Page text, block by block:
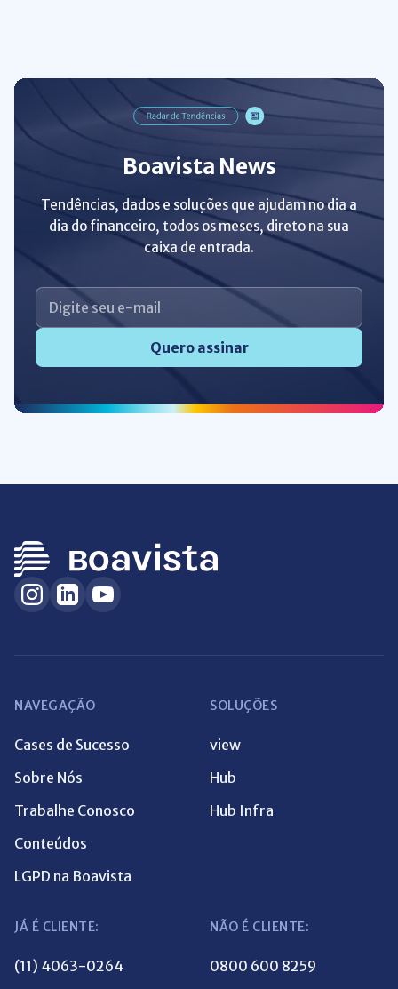
Boavista News
Tendências, dados e soluções que ajudam no dia a
dia do financeiro, todos os meses, direto na sua
caixa de entrada.
Quero assinar
NAVEGAÇÃO
Cases de Sucesso
Sobre Nós
Trabalhe Conosco
Conteúdos
LGPD na Boavista
SOLUÇÕES
view
Hub
Hub Infra
JÁ É CLIENTE:
(11) 4063-0264
NÃO É CLIENTE:
0800 600 8259